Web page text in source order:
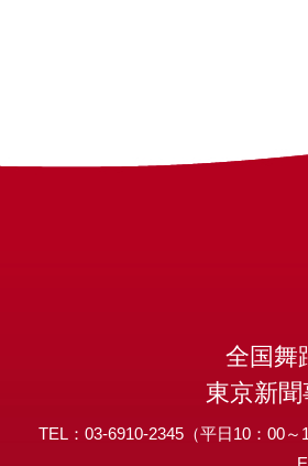
全国舞
東京新
TEL：03-6910-2345（平日10：00